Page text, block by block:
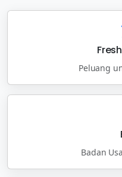
Peluang
Badan